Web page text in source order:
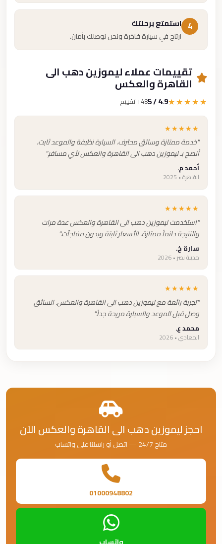
4 استمتع برحلتك
ارتاح في سيارة فاخرة ونحن نوصلك بأمان.
تقييمات عملاء ليموزين دهب الى
القاهرة والعكس
★★★★★
4.9 / 5 48+ تقييم
★★★★★
"خدمة ممتازة وسائق محترف. السيارة نظيفة والموعد ثابت.
أنصح بـ ليموزين دهب الى القاهرة والعكس لأي مسافر."
أحمد م.
القاهرة • 2025
★★★★★
"استخدمت ليموزين دهب الى القاهرة والعكس عدة مرات
والنتيجة دائماً ممتازة. الأسعار ثابتة وبدون مفاجآت."
سارة خ.
مدينة نصر • 2026
★★★★★
"تجربة رائعة مع ليموزين دهب الى القاهرة والعكس. السائق
وصل قبل الموعد والسيارة مريحة جداً."
محمد ع.
المعادي • 2026
احجز ليموزين دهب الى القاهرة والعكس الآن
متاح 24/7 — اتصل أو راسلنا على واتساب
01000948802